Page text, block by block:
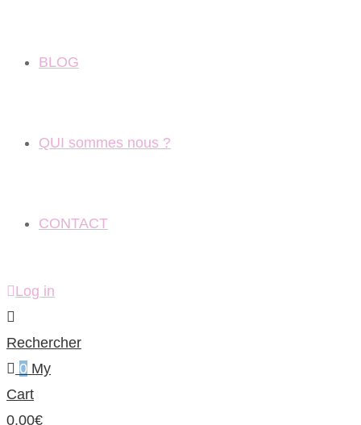
BLOG
QUI sommes nous ?
CONTACT
Log in
Rechercher
0 My
Cart
0.00€